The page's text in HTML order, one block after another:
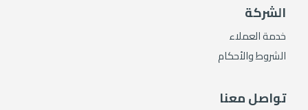
الشركة
خدمة العملاء
الشروط والأحكام
تواصل معنا